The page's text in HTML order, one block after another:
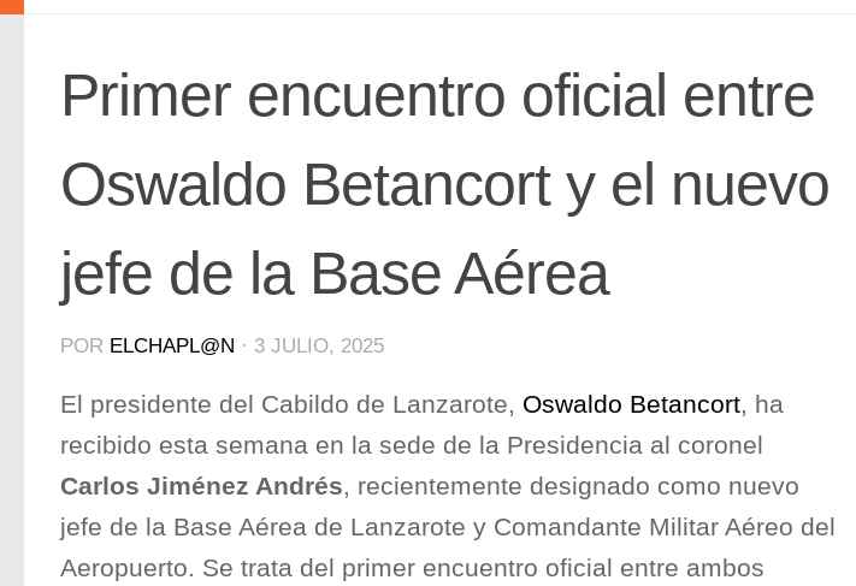
Primer encuentro oficial entre
Oswaldo Betancort y el nuevo
jefe de la Base Aérea
POR ELCHAPL@N · 3 JULIO, 2025
El presidente del Cabildo de Lanzarote, Oswaldo Betancort, ha
recibido esta semana en la sede de la Presidencia al coronel
Carlos Jiménez Andrés, recientemente designado como nuevo
jefe de la Base Aérea de Lanzarote y Comandante Militar Aéreo del
Aeropuerto. Se trata del primer encuentro oficial entre ambos